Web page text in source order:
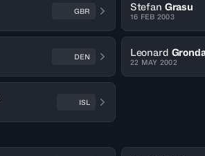
GBR Stefan Grasu
16 FEB 2003
DEN Leonard
22 MAY 2002
ISL